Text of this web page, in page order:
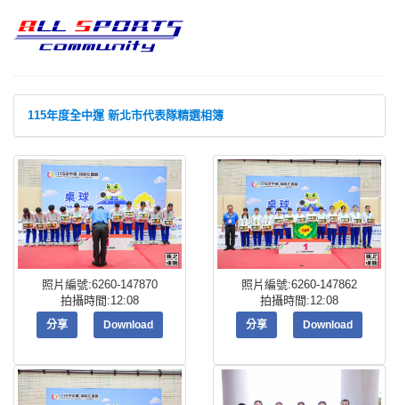
115年度全中運 新北市代表隊精選相簿
照片編號:6260-147870
拍攝時間:12:08
分享 Download
照片編號:6260-147862
拍攝時間:12:08
分享 Download